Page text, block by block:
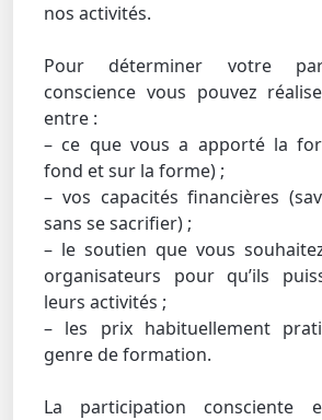
nos activités.
Pour déterminer votre
conscience vous pouvez
entre :
– ce que vous a apporté la
fond et sur la forme) ;
– vos capacités financières
sans se sacrifier) ;
– le soutien que vous
organisateurs pour qu’ils
leurs activités ;
– les prix habituellement
genre de formation.
La participation consciente